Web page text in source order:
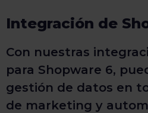
Integración de
Con nuestras
para Shopware 6,
gestión de datos en
de marketing y